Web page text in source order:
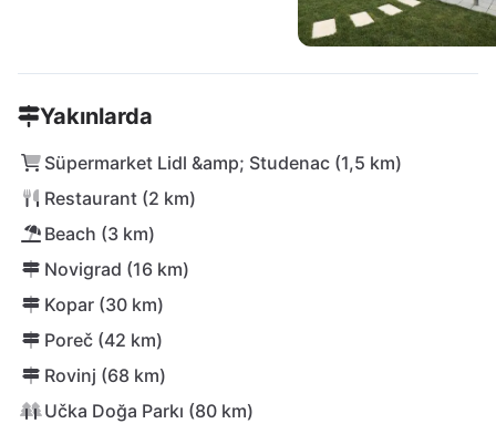
Yakınlarda
Süpermarket Lidl &amp; Studenac (1,5 km)
Restaurant (2 km)
Beach (3 km)
Novigrad (16 km)
Kopar (30 km)
Poreč (42 km)
Rovinj (68 km)
Učka Doğa Parkı (80 km)